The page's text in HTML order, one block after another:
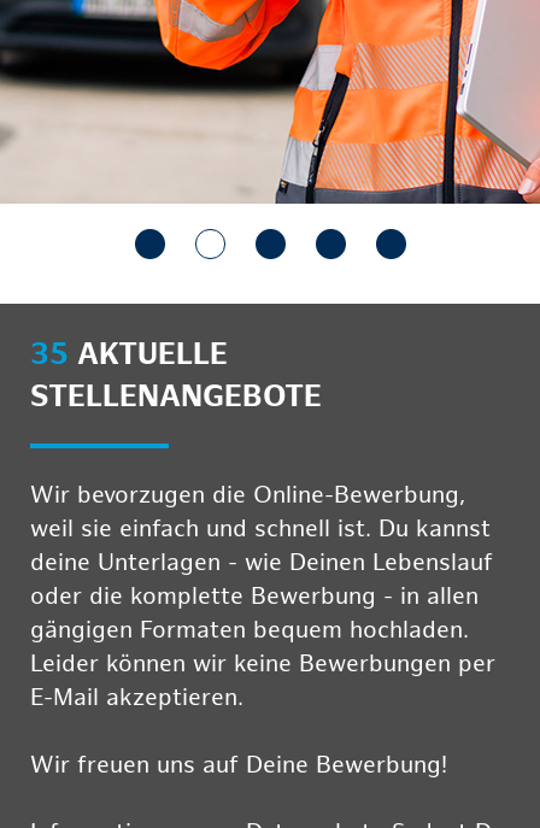
35 AKTUELLE
STELLENANGEBOTE
Wir bevorzugen die Online-Bewerbung,
weil sie einfach und schnell ist. Du kannst
deine Unterlagen - wie Deinen Lebenslauf
oder die komplette Bewerbung - in allen
gängigen Formaten bequem hochladen.
Leider können wir keine Bewerbungen per
E-Mail akzeptieren.
Wir freuen uns auf Deine Bewerbung!